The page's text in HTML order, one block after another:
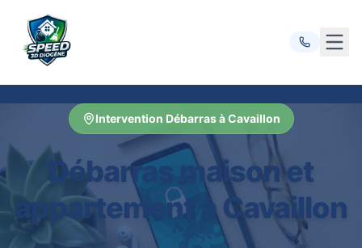
Intervention Débarras à Cavaillon
Débarras maison et
appartement à Cavaillon